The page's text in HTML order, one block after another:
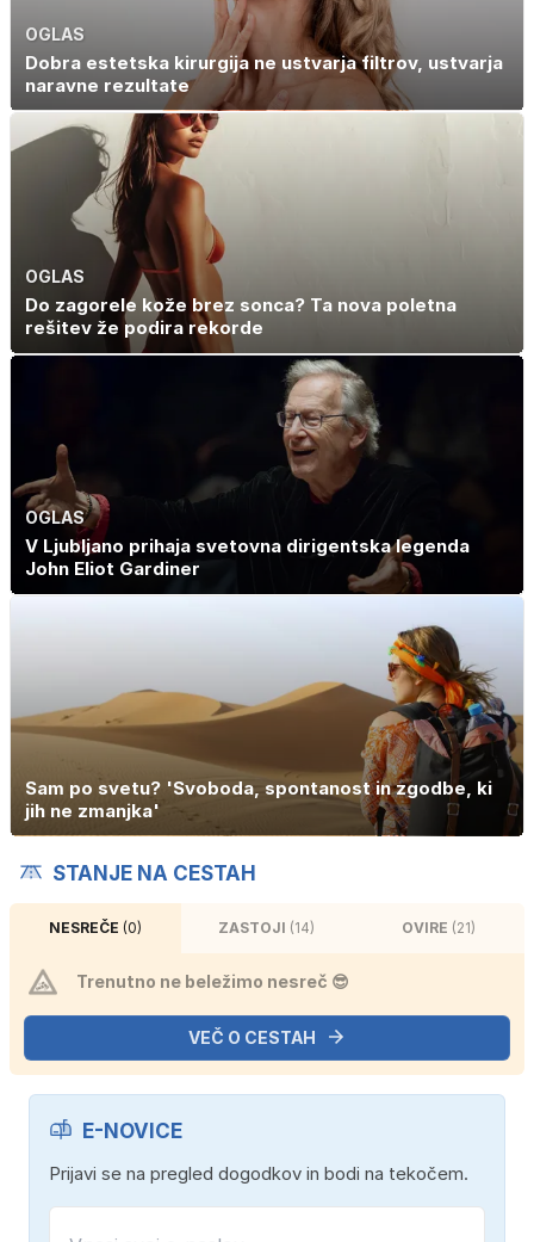
OGLAS
Dobra estetska kirurgija ne ustvarja filtrov, ustvarja
naravne rezultate
OGLAS
Do zagorele kože brez sonca? Ta nova poletna
rešitev že podira rekorde
OGLAS
V Ljubljano prihaja svetovna dirigentska legenda
John Eliot Gardiner
Sam po svetu? 'Svoboda, spontanost in zgodbe, ki
jih ne zmanjka'
STANJE NA CESTAH
NESREČE (0) ZASTOJI (14) OVIRE (21)
Trenutno ne beležimo nesreč 😎
VEČ O CESTAH
E-NOVICE
Prijavi se na pregled dogodkov in bodi na tekočem.